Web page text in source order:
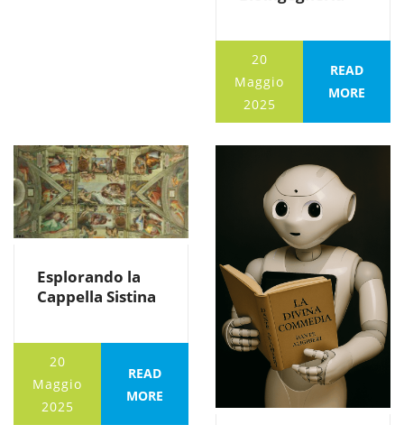
20
Maggio
2025
READ
MORE
Esplorando la
Cappella Sistina
20
Maggio
2025
READ
MORE